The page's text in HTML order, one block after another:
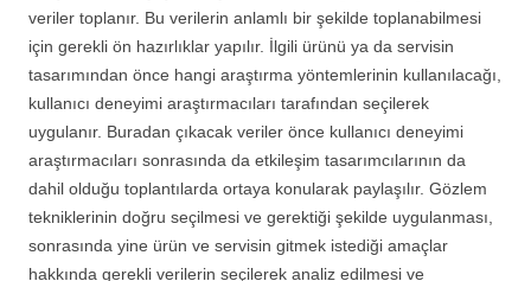
veriler toplanır. Bu verilerin anlamlı bir şekilde toplanabilmesi
için gerekli ön hazırlıklar yapılır. İlgili ürünü ya da servisin
tasarımından önce hangi araştırma yöntemlerinin kullanılacağı,
kullanıcı deneyimi araştırmacıları tarafından seçilerek
uygulanır. Buradan çıkacak veriler önce kullanıcı deneyimi
araştırmacıları sonrasında da etkileşim tasarımcılarının da
dahil olduğu toplantılarda ortaya konularak paylaşılır. Gözlem
tekniklerinin doğru seçilmesi ve gerektiği şekilde uygulanması,
sonrasında yine ürün ve servisin gitmek istediği amaçlar
hakkında gerekli verilerin seçilerek analiz edilmesi ve